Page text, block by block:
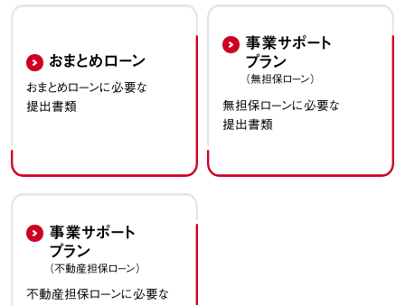
おまとめローン
おまとめローンに必要な
提出書類
事業サポート
プラン
（無担保ローン）
無担保ローンに必要な
提出書類
事業サポート
プラン
（不動産担保ローン）
不動産担保ローンに必要な